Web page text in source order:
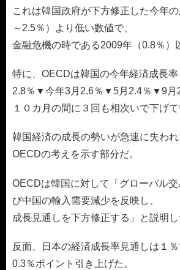
これは韓国政府が下方修正した今年
～2.5％）より低い数値で、
金融危機の時である2009年（0.8％）
特に、OECDは韓国の今年経済成長
2.8％▼今年3月2.6％▼5月2.4％▼9月
１０カ月の間に３回も相次いで下げて
韓国経済の成長の勢いが急速に失われ
OECDの考えを示す部分だ。
OECDは韓国に対して「グローバル
び中国の輸入需要減少を反映し、
成長見通しを下方修正する」と説明し
反面、日本の経済成長率見通しは１
0.3％ポイント引き上げた。